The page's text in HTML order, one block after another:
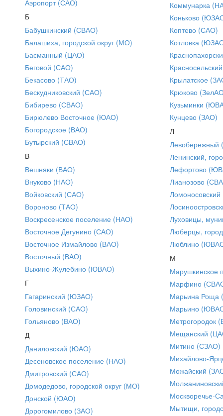
Аэропорт (САО)
Б
Бабушкинский (СВАО)
Балашиха, городской округ (МО)
Басманный (ЦАО)
Беговой (САО)
Бекасово (ТАО)
Бескудниковский (САО)
Бибирево (СВАО)
Бирюлево Восточное (ЮАО)
Богородское (ВАО)
Бутырский (СВАО)
В
Вешняки (ВАО)
Внуково (НАО)
Войковский (САО)
Вороново (ТАО)
Воскресенское поселение (НАО)
Восточное Дегунино (САО)
Восточное Измайлово (ВАО)
Восточный (ВАО)
Выхино-Жулебино (ЮВАО)
Г
Гагаринский (ЮЗАО)
Головинский (САО)
Гольяново (ВАО)
Д
Даниловский (ЮАО)
Десеновское поселение (НАО)
Дмитровский (САО)
Домодедово, городской округ (МО)
Донской (ЮАО)
Дорогомилово (ЗАО)
Коммунарка
Коньково
Коптево (САО)
Котловка
Крылатское
Крюково
Кузьминки
Кунцево (ЗАО)
Л
Ленинский,
Лефортово
Лианозово
Луховицы,
Люберцы,
Люблино
М
Марушкинское
Марфино
Марьина Роща
Марьино
Метрогородок
Мещанский
Митино (СЗАО)
Михайлово-
Можайский
Москворечье-
Мытищи,